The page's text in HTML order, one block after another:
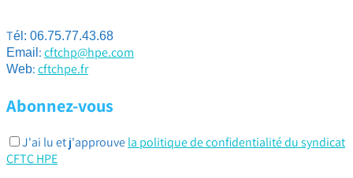
Tél: 06.75.77.43.68
Email :cftchp@hpe.com
Web:cftchpe.fr
Abonnez-vous
J'ai lu et j'approuvela politique de confidentialité du syndicat
CFTC HPE